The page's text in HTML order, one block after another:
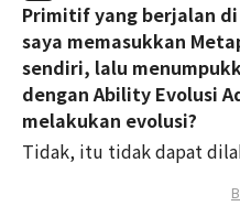
Primitif yang berjalan
saya memasukkan
sendiri, lalu
dengan Ability Evolusi
melakukan evolusi?
Tidak, itu tidak dapat